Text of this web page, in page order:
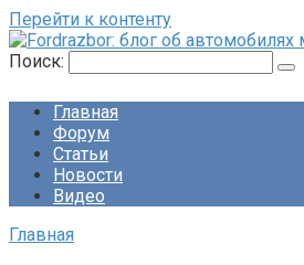
Перейти к контенту
Поиск:
Главная
Форум
Статьи
Новости
Видео
Главная